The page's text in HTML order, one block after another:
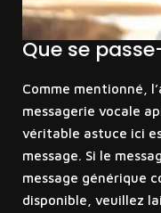
Que se
Comme mentionné,
messagerie vocale
véritable astuce ici
message. Si le
message générique
disponible, veuillez